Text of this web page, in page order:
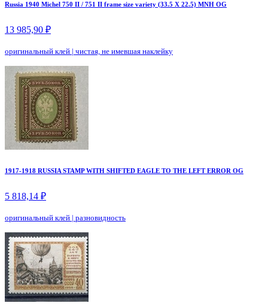
Russia 1940 Michel 750 II / 751 II frame size variety (33.5 X 22.5) MNH OG
13 985,90 ₽
оригинальный клей | чистая, не имевшая наклейку
1917-1918 RUSSIA STAMP WITH SHIFTED EAGLE TO THE LEFT ERROR OG
5 818,14 ₽
оригинальный клей | разновидность